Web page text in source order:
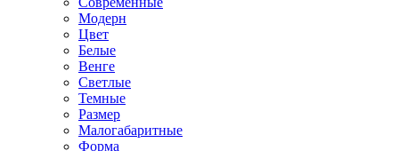
Модерн
Цвет
Белые
Венге
Светлые
Темные
Размер
Малогабаритные
Форма